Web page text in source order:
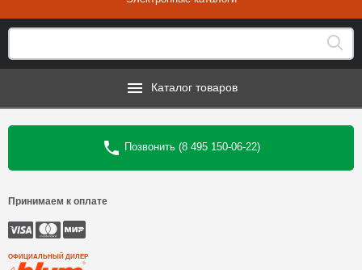
Каталог товаров
Позвонить (8 495 150-06-22)
Принимаем к оплате
ОФИЦИАЛЬНЫЙ ДИЛЕР